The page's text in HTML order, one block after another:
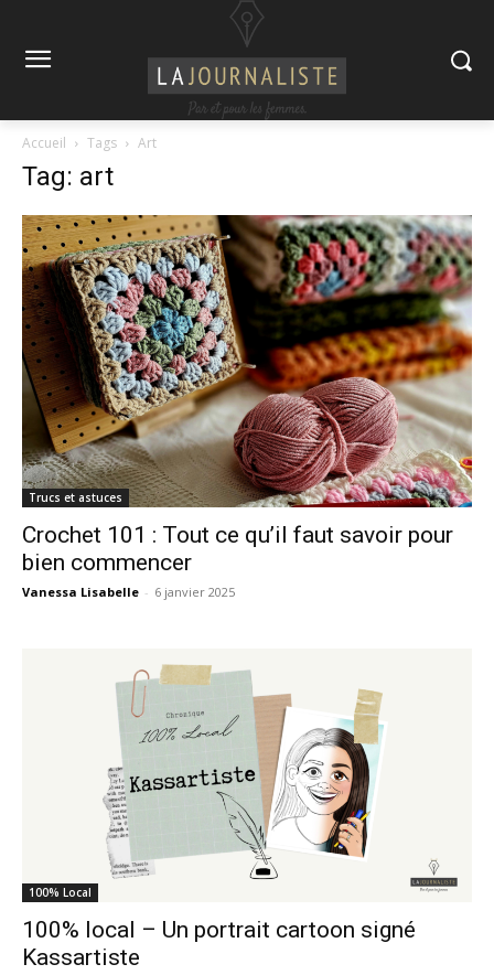
Accueil Tags Art
Tag: art
Trucs et astuces
Crochet 101 : Tout ce qu’il faut savoir pour
bien commencer
Vanessa Lisabelle - 6 janvier 2025
100% Local
100% local – Un portrait cartoon signé
Kassartiste